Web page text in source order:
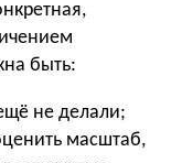
быть:
не делали;
масштаб,